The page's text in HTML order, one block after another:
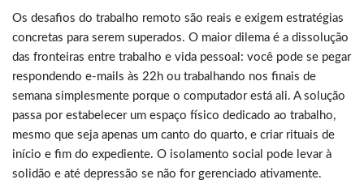
Os desafios do trabalho remoto são reais e exigem estratégias
concretas para serem superados. O maior dilema é a dissolução
das fronteiras entre trabalho e vida pessoal: você pode se pegar
respondendo e-mails às 22h ou trabalhando nos finais de
semana simplesmente porque o computador está ali. A solução
passa por estabelecer um espaço físico dedicado ao trabalho,
mesmo que seja apenas um canto do quarto, e criar rituais de
início e fim do expediente. O isolamento social pode levar à
solidão e até depressão se não for gerenciado ativamente.